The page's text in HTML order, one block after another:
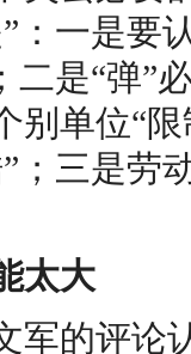
：一是要
二是“弹”
别单位“
；三是劳
太大
的评论